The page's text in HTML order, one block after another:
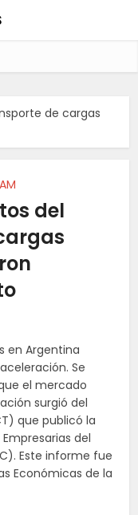
de cargas
del
en Argentina
Se
el mercado
surgió del
que publicó la
del
Este informe fue
Económicas de la